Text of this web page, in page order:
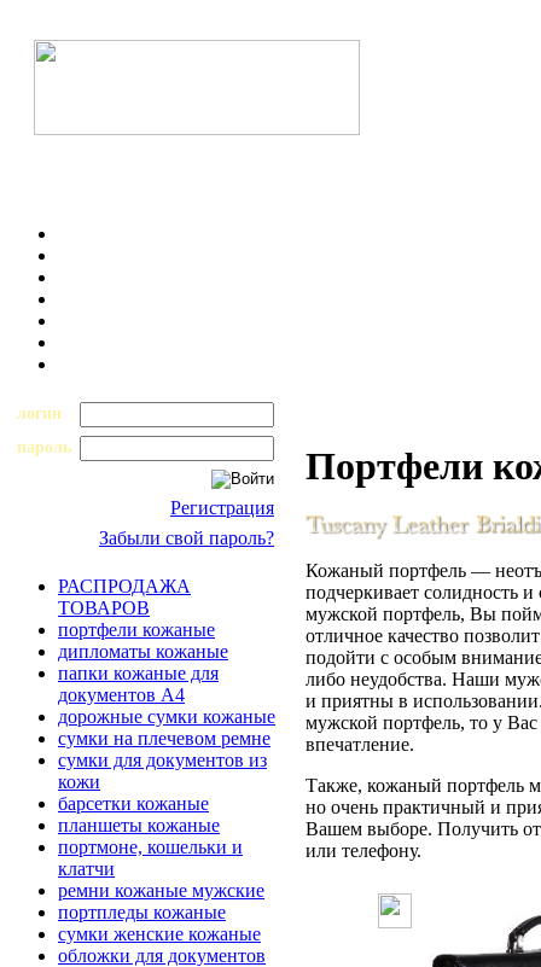
логин
пароль
Регистрация
Забыли свой пароль?
РАСПРОДАЖА
ТОВАРОВ
портфели кожаные
дипломаты кожаные
папки кожаные для
документов А4
дорожные сумки кожаные
сумки на плечевом ремне
сумки для документов из
кожи
барсетки кожаные
планшеты кожаные
портмоне, кошельки и
клатчи
ремни кожаные мужские
портпледы кожаные
сумки женские кожаные
обложки для документов
Портфели
Кожаный портфель —
подчеркивает солидность
мужской портфель, Вы
отличное качество
подойти с особым
либо неудобства. Наши
и приятны в
мужской портфель, то у Вас
впечатление.
Также, кожаный портфель
но очень практичный и
Вашем выборе. Получить
или телефону.